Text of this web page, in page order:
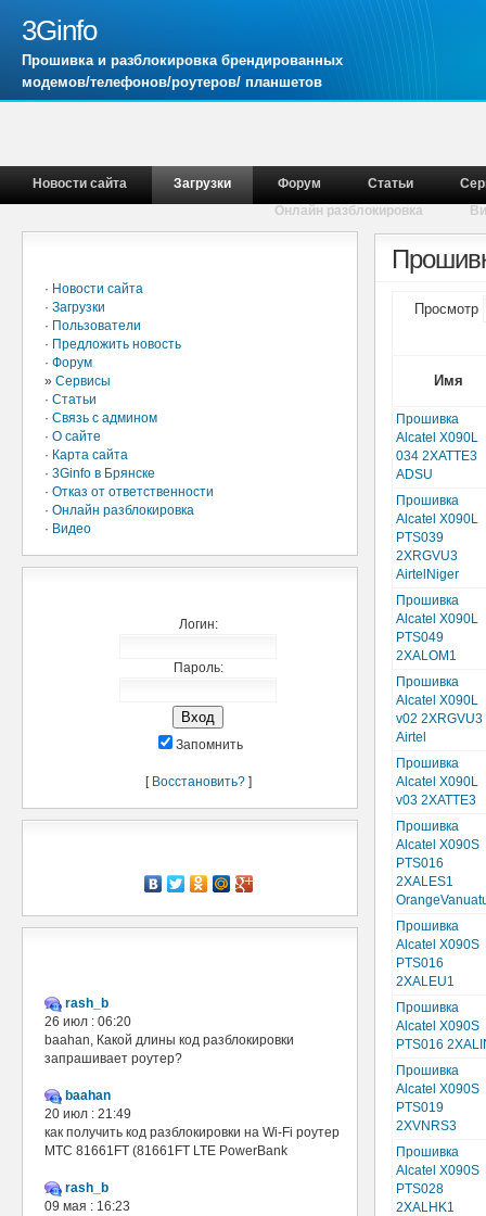
3Ginfo
Прошивка и разблокировка брендированных
модемов/телефонов/роутеров/ планшетов
Новости сайта Загрузки Форум Статьи
Онлайн разблокировка
· Новости сайта
· Загрузки
· Пользователи
· Предложить новость
· Форум
» Сервисы
· Статьи
· Связь с админом
· О сайте
· Карта сайта
· 3Ginfo в Брянске
· Отказ от ответственности
· Онлайн разблокировка
· Видео
Логин:
Пароль:
Запомнить
[ Восстановить?]
rash_b
26 июл : 06:20
baahan, Какой длины код разблокировки
запрашивает роутер?
baahan
20 июл : 21:49
как получить код разблокировки на Wi-Fi роутер
МТС 81661FT (81661FT LTE PowerBank
rash_b
09 мая : 16:23
Просмотр
Имя
Прошивка
Alcatel X090L
034 2XATTE3
ADSU
Прошивка
Alcatel X090L
PTS039
2XRGVU3
AirtelNiger
Прошивка
Alcatel X090L
PTS049
2XALOM1
Прошивка
Alcatel X090L
v02 2XRGVU3
Airtel
Прошивка
Alcatel X090L
v03 2XATTE3
Прошивка
Alcatel X090S
PTS016
2XALES1
Прошивка
Alcatel X090S
PTS016
2XALEU1
Прошивка
Alcatel X090S
PTS016
Прошивка
Alcatel X090S
PTS019
2XVNRS3
Прошивка
Alcatel X090S
PTS028
2XALHK1